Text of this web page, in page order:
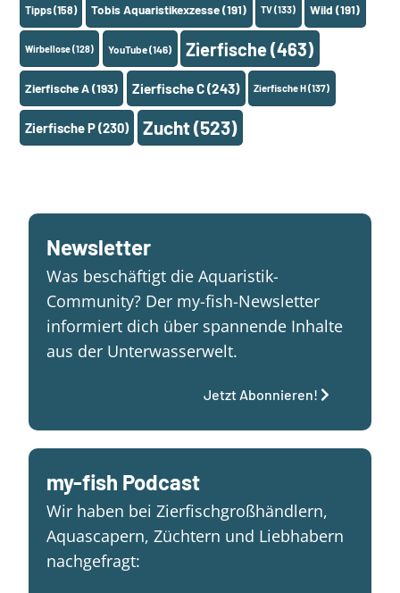
Tipps(158) Tobis Aquaristikexzesse(191) TV(133) Wild (191)
Wirbellose(128) YouTube(146) Zierfische(463)
Zierfische A(193) Zierfische C(243) Zierfische H(137)
Zierfische P(230) Zucht(523)
Newsletter
Was beschäftigt die Aquaristik-
Community? Der my-fish-Newsletter
informiert dich über spannende Inhalte
aus der Unterwasserwelt.
Jetzt Abonnieren!
my-fish Podcast
Wir haben bei Zierfischgroßhändlern,
Aquascapern, Züchtern und Liebhabern
nachgefragt: